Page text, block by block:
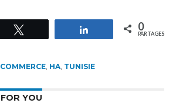
Partagez 0
PARTAGES
, HA, TUNISIE
YOU